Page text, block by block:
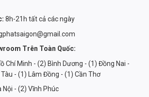
8h-21h tất cả các ngày
Trên Toàn Quốc:
Chí Minh - (2) Bình Dương - (1) Đồng Nai -
- (1) Lâm Đồng - (1) Cần Thơ
Nội - (2) Vĩnh Phúc